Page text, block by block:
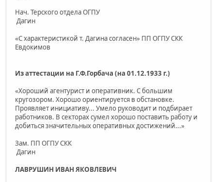
Нач. Терского отдела ОГПУ
Дагин
«С характеристикой т. Дагина согласен» ПП ОГПУ СКК
Евдокимов
Из аттестации на Г.Ф.Горбача (на 01.12.1933 г.)
«Хороший агентурист и оперативник. С большим
кругозором. Хорошо ориентируется в обстановке.
Проявляет инициативу... Умело руководит и подбирает
работников. В секторах сумел хорошо поставить работу и
добиться значительных оперативных достижений...»
Зам. ПП ОГПУ СКК
Дагин
ЛАВРУШИН ИВАН ЯКОВЛЕВИЧ